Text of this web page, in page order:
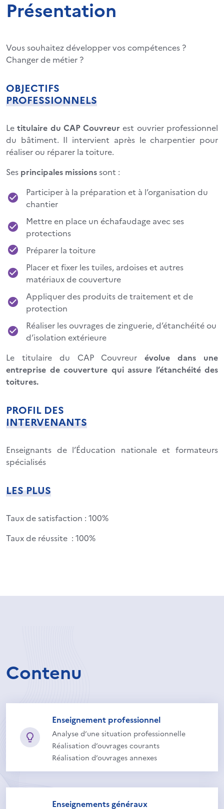
Présentation
Vous souhaitez développer vos compétences ?
Changer de métier ?
OBJECTIFS
PROFESSIONNELS
Letitulaire du CAP Couvreur est ouvrier professionnel
du bâtiment. Il intervient après le charpentier pour
réaliser ou réparer la toiture.
Ses principales missionssont :
Participer à la préparation et à l’organisation du
chantier
Mettre en place un échafaudage avec ses
protections
Préparer la toiture
Placer et fixer les tuiles, ardoises et autres
matériaux de couverture
Appliquer des produits de traitement et de
protection
Réaliser les ouvrages de zinguerie, d’étanchéité ou
d’isolation extérieure
Le titulaire du CAP Couvreurévolue dans une
entreprise de couverture qui assure l’étanchéité des
toitures.
PROFIL DES
INTERVENANTS
Enseignants de l’Éducation nationale et formateurs
spécialisés
LES PLUS
Taux de satisfaction : 100%
Taux de réussite : 100%
Contenu
Enseignement professionnel
Analyse d’une situation professionnelle
Réalisation d’ouvrages courants
Réalisation d’ouvrages annexes
Enseignements généraux